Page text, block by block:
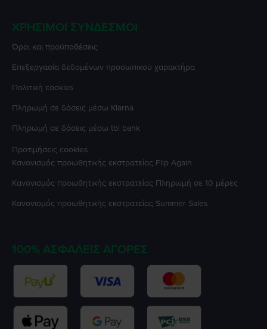
ΧΡΉΣΙΜΟΙ ΣΎΝΔΕΣΜΟΙ
Όροι και προϋποθέσεις
Επεξεργασία δεδομένων προσωπικού χαρακτήρα
Πολιτική cookies
Πληρωμή σε δόσεις μέσω Klarna
Πληρωμή σε δόσεις μέσω tbi bank
Προτιμήσεις cookies
Κανονισμός προωθητικής εκστρατείας Flip Again
Κανονισμός προωθητικής εκστρατείας Πληρωμή σε 10 μέρες
Κανονισμός προωθητικής εκστρατείας Summer Sales
100% ΑΣΦΑΛΕΊΣ ΑΓΟΡΈΣ